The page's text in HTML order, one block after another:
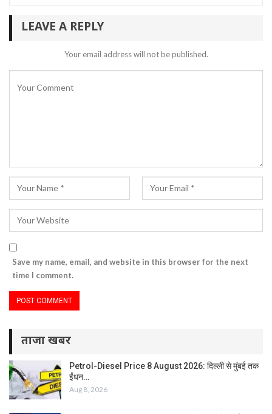
LEAVE A REPLY
Your email address will not be published.
Save my name, email, and website in this browser for the next
time I comment.
ताजा खबर
Petrol-Diesel Price 8 August 2026: दिल्ली से मुंबई तक
ईंधन…
Aug 8, 2026